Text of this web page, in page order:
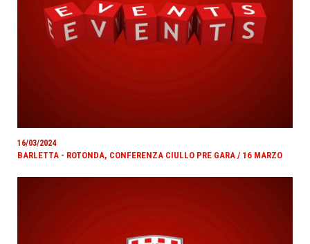
16/03/2024
BARLETTA - ROTONDA, CONFERENZA CIULLO PRE GARA / 16 MARZO